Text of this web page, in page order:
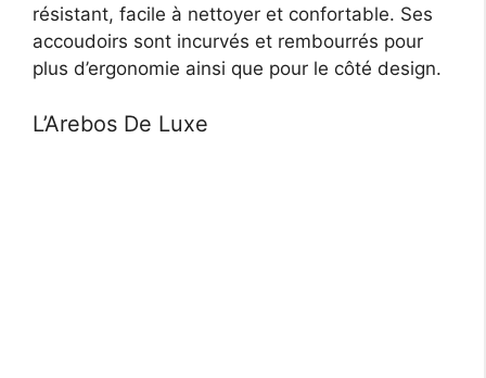
résistant, facile à nettoyer et confortable. Ses
accoudoirs sont incurvés et rembourrés pour
plus d’ergonomie ainsi que pour le côté design.
L’Arebos De Luxe